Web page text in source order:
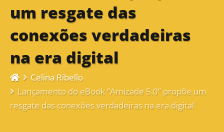
um resgate das
conexões verdadeiras
na era digital
Celina Ribello
Lançamento do eBook “Amizade 5.0” propõe um
resgate das conexões verdadeiras na era digital